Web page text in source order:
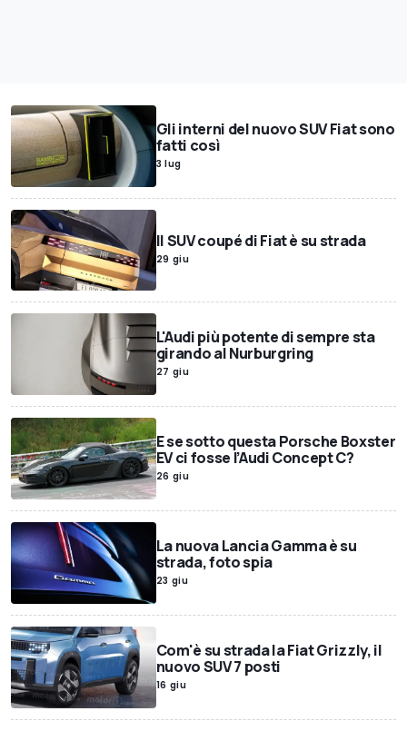
Gli interni del nuovo SUV Fiat sono
fatti così
3 lug
Il SUV coupé di Fiat è su strada
29 giu
L'Audi più potente di sempre sta
girando al Nurburgring
27 giu
E se sotto questa Porsche Boxster
EV ci fosse l’Audi Concept C?
26 giu
La nuova Lancia Gamma è su
strada, foto spia
23 giu
Com'è su strada la Fiat Grizzly, il
nuovo SUV 7 posti
16 giu